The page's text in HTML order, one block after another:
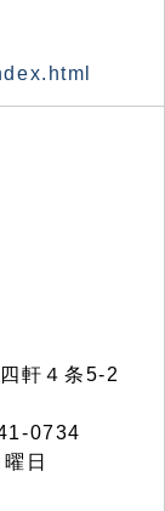
軒４条5-2
0734
日